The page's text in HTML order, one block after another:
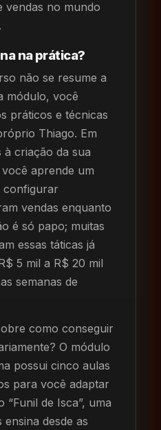
vendas no mundo
na prática?
não se resume a
módulo, você
práticos e técnicas
Thiago. Em
à criação da sua
aprende um
configurar
vendas enquanto
é só papo; muitas
essas táticas já
5 mil a R$ 20 mil
semanas de
como conseguir
O módulo
possui cinco aulas
para você adaptar
“Funil de Isca”, uma
desde as